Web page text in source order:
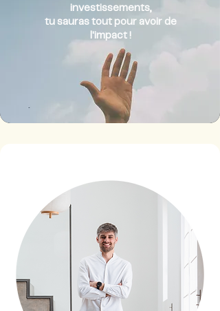
investissements,
tu sauras tout pour avoir de
l'impact !